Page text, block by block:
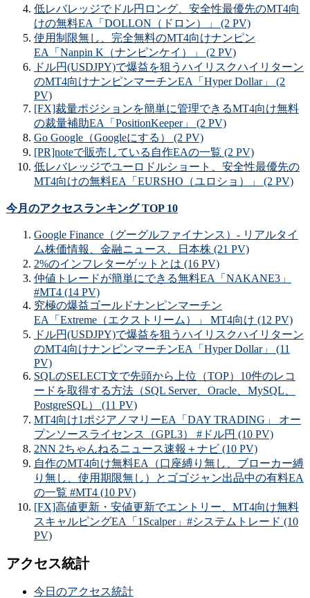
低レバレッジでドル円ロング、安全性最優先のMT4向
けの無料EA「DOLLON（ドロン）」 (2 PV)
使用制限無し、完全無料のMT4向けナンピン
EA「Nanpin K（ナンピンケイ）」 (2 PV)
ドル円(USDJPY)で爆益を狙うハイリスクハイリターン
のMT4向けナンピンマーチンEA「Hyper Dollar」 (2
PV)
[FX]裁量ポジションを簡単に管理できるMT4向け無料
の裁量補助EA「PositionKeeper」 (2 PV)
Go Google（Googleにする） (2 PV)
[PR]noteで販売している自作EAの一覧 (2 PV)
低レバレッジでユーロドルショート、安全性最優先の
MT4向けの無料EA「EURSHO（ユロショ）」 (2 PV)
今月のアクセスランキング TOP 10
Google Finance（グーグルファイナンス）- リアルタイ
ム株価情報、金融ニュース、日本株 (21 PV)
2%のインフレターゲットとは (16 PV)
仲値トレードが簡単にできる無料EA「NAKANE3」
#MT4 (14 PV)
究極の爆益ゴールドナンピンマーチン
EA「Extreme（エクストリーム）」 MT4向け (12 PV)
ドル円(USDJPY)で爆益を狙うハイリスクハイリターン
のMT4向けナンピンマーチンEA「Hyper Dollar」 (11
PV)
SQLのSELECT文で先頭から上位（TOP）10件のレコ
ードを取得する方法（SQL Server、Oracle、MySQL、
PostgreSQL） (11 PV)
MT4向け1ポジアノマリーEA「DAY TRADING」 オー
プンソースライセンス（GPL3） #ドル円 (10 PV)
2NN 2ちゃんねるニュース速報＋ナビ (10 PV)
自作のMT4向け無料EA（口座縛り無し、ブローカー縛
り無し、使用期限無し）とゴゴジャン出品中の有料EA
の一覧 #MT4 (10 PV)
[FX]高値更新・安値更新でエントリー、MT4向け無料
スキャルピングEA「1Scalper」#システムトレード (10
PV)
アクセス統計
今日のアクセス統計